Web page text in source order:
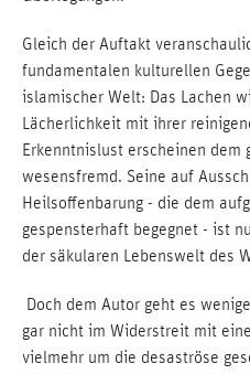
Gleich der Auftakt
fundamentalen kulturellen
islamischer Welt: Das Lachen
Lächerlichkeit mit ihrer
Erkenntnislust erscheinen
wesensfremd. Seine auf
Heilsoffenbarung - die dem
gespensterhaft begegnet - ist
der säkularen Lebenswelt des
Doch dem Autor geht es
gar nicht im Widerstreit mit
vielmehr um die desaströse